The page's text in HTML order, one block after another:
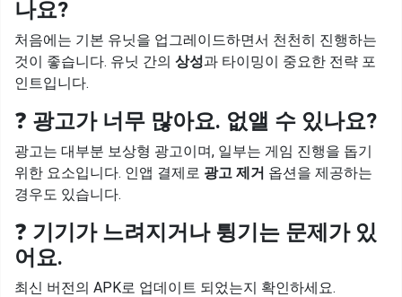
나요?
처음에는 기본 유닛을 업그레이드하면서 천천히 진행하는
것이 좋습니다. 유닛 간의 상성과 타이밍이 중요한 전략 포
인트입니다.
❓ 광고가 너무 많아요. 없앨 수 있나요?
광고는 대부분 보상형 광고이며, 일부는 게임 진행을 돕기
위한 요소입니다. 인앱 결제로 광고 제거 옵션을 제공하는
경우도 있습니다.
❓ 기기가 느려지거나 튕기는 문제가 있
어요.
최신 버전의 APK로 업데이트 되었는지 확인하세요.